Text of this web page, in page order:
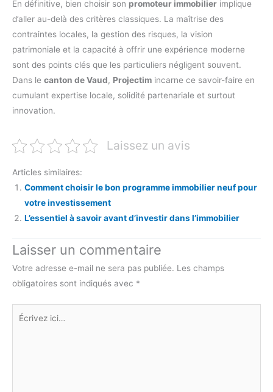
En définitive, bien choisir son promoteur immobilier implique
d’aller au-delà des critères classiques. La maîtrise des
contraintes locales, la gestion des risques, la vision
patrimoniale et la capacité à offrir une expérience moderne
sont des points clés que les particuliers négligent souvent.
Dans le canton de Vaud, Projectim incarne ce savoir-faire en
cumulant expertise locale, solidité partenariale et surtout
innovation.
Laissez un avis
Articles similaires:
Comment choisir le bon programme immobilier neuf pour
votre investissement
L’essentiel à savoir avant d’investir dans l’immobilier
Laisser un commentaire
Votre adresse e-mail ne sera pas publiée. Les champs
obligatoires sont indiqués avec *
Écrivez